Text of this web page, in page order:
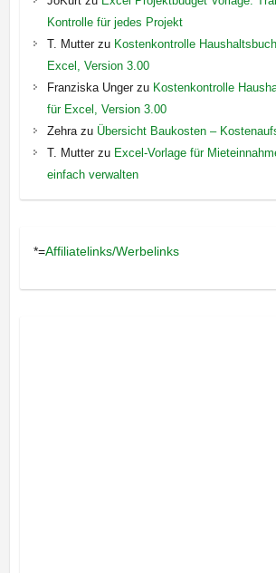
Kontrolle für jedes Projekt
T. Mutterzu Kostenkontrolle
Excel, Version 3.00
Franziska Ungerzu Kostenkontrolle
für Excel, Version 3.00
Zehrazu Übersicht Baukosten –
T. Mutterzu Excel-Vorlage für
einfach verwalten
*=Affiliatelinks/Werbelinks